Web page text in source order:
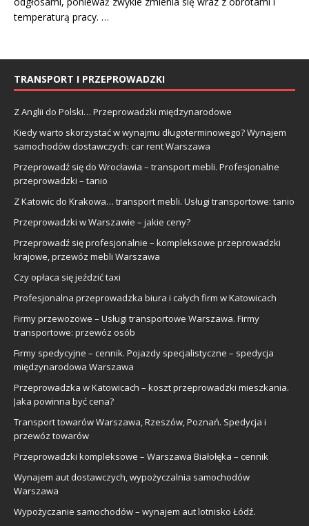
temperaturą pracy. …
TRANSPORT I PRZEPROWADZKI
Z Anglii do Polski… Przeprowadzki międzynarodowe
Kiedy warto skorzystać w wynajmu długoterminowego? Wynajem
samochodów dostawczych: car rent Warszawa
Przeprowadź się do Wrocławia – transport mebli. Profesjonalne
przeprowadzki – tanio
Z Katowic do Krakowa… transport mebli. Usługi transportowe: tanio
Przeprowadzki w Warszawie – jakie ceny?
Przeprowadź się profesjonalnie – kompleksowe przeprowadzki
krajowe, przewóz mebli Warszawa
Czy opłaca się jeździć taxi
Profesjonalna przeprowadzka biura i całych firm w Katowicach
Firmy przewozowe – Usługi transportowe Warszawa. Firmy
transportowe: przewóz osób
Firmy spedycyjne – cennik. Pojazdy specjalistyczne – spedycja
międzynarodowa Warszawa
Przeprowadzka w Katowicach – koszt przeprowadzki mieszkania.
Jaka powinna być cena?
Transport towarów Warszawa, Rzeszów, Poznań. Spedycja i
przewóz towarów
Przeprowadzki kompleksowe – Warszawa Białołęka – cennik
Wynajem aut dostawczych, wypożyczalnia samochodów
Warszawa
Wypożyczanie samochodów – wynajem aut lotnisko Łódź.